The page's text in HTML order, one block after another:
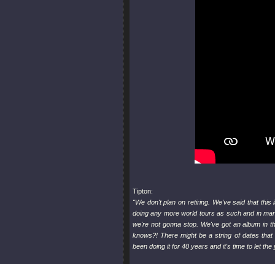
Tipton:
"We don't plan on retiring. We've said that
doing any more world tours as such and in
we're not gonna stop. We've got an album in
knows?! There might be a string of dates
been doing it for 40 years and it's time to let